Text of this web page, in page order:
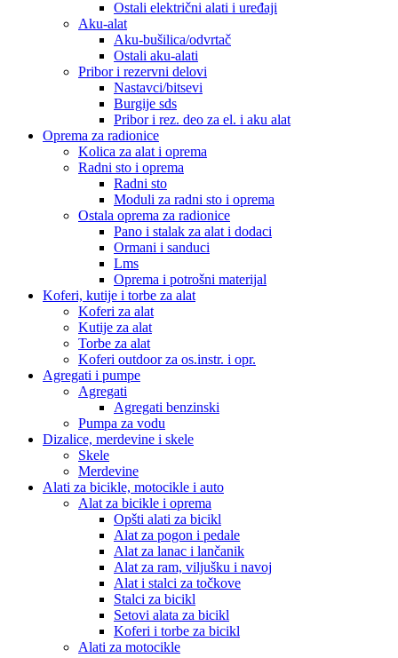
Ostali električni alati i uređaji
Aku-alat
Aku-bušilica/odvrtač
Ostali aku-alati
Pribor i rezervni delovi
Nastavci/bitsevi
Burgije sds
Pribor i rez. deo za el. i aku alat
Oprema za radionice
Kolica za alat i oprema
Radni sto i oprema
Radni sto
Moduli za radni sto i oprema
Ostala oprema za radionice
Pano i stalak za alat i dodaci
Ormani i sanduci
Lms
Oprema i potrošni materijal
Koferi, kutije i torbe za alat
Koferi za alat
Kutije za alat
Torbe za alat
Koferi outdoor za os.instr. i opr.
Agregati i pumpe
Agregati
Agregati benzinski
Pumpa za vodu
Dizalice, merdevine i skele
Skele
Merdevine
Alati za bicikle, motocikle i auto
Alat za bicikle i oprema
Opšti alati za bicikl
Alat za pogon i pedale
Alat za lanac i lančanik
Alat za ram, viljušku i navoj
Alat i stalci za točkove
Stalci za bicikl
Setovi alata za bicikl
Koferi i torbe za bicikl
Alati za motocikle